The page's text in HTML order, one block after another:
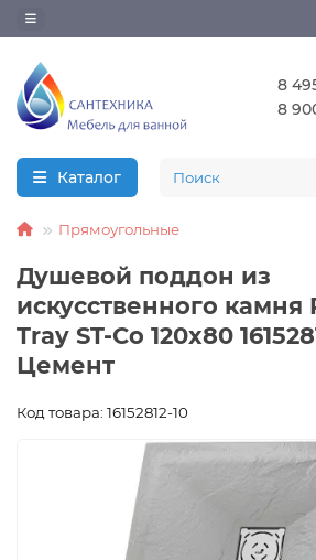
8
8
Каталог
Прямоугольные
Душевой поддон из
искусственного камня
Tray ST-Co 120x80
Цемент
Код товара: 16152812-10